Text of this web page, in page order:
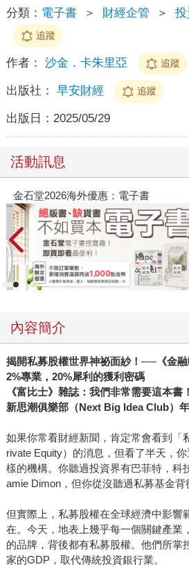
分類： 電子書 ＞ 財經企管 ＞
追蹤
作者： 沙金．卡朱里亞 追蹤
出版社： 早安財經 追蹤
出版日： 2025/05/29
活動訊息
金石堂2026海外優惠：電子書
內容簡介
揭開私募股權世界神祕面紗！──《金融
2%專業，20%犀利的獲利密碼
《富比士》雜誌：我們非常需要這本書！
新思潮俱樂部（Next Big Idea Club）
如果你常看財經新聞，肯定常會看到「
rivate Equity）的消息，但看了半天，
樣的機構。你聽過投資界有巴菲特，科
amie Dimon，但你從沒聽過私募基金背
但實際上，私募股權在全球經濟中影響
在。今天，地表上幾乎每一個關鍵產業
的品牌，背後都有私募股權。他們所掌
家的GDP，取代傳統投資銀行業。